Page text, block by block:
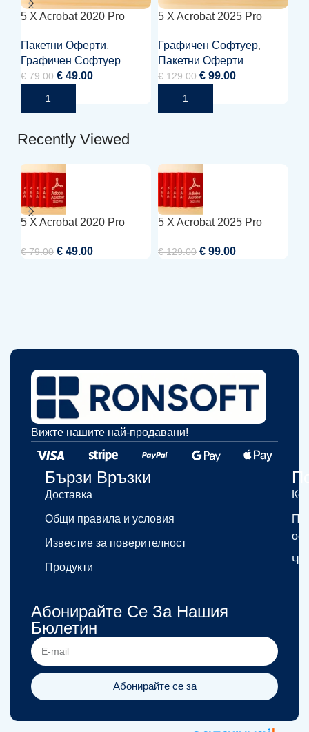
5 X Acrobat 2020 Pro
Пакетни Оферти,
Графичен Софтуер
€79.00 € 49.00
5 X Acrobat 2025 Pro
Графичен Софтуер,
Пакетни Оферти
€129.00 € 99.00
Recently Viewed
5 X Acrobat 2020 Pro
€79.00 € 49.00
5 X Acrobat 2025 Pro
€129.00 € 99.00
Вижте нашите най-продавани!​
Бързи Връзки
Доставка
Общи правила и условия
Известие за поверителност
Продукти
Абонирайте Се За Нашия
Бюлетин
Абонирайте се за